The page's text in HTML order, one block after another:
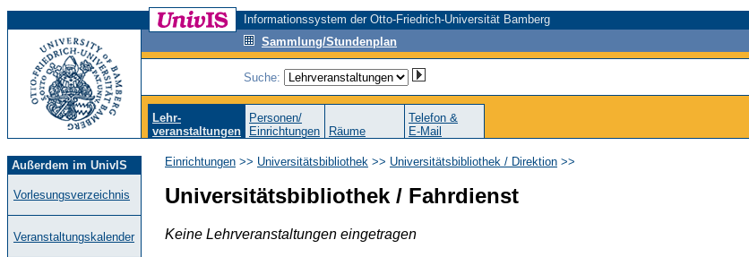
Informationssystem der Otto-Friedrich-Universität Bamberg
Sammlung/Stundenplan
Suche:
Lehr-
veranstaltungen
Personen/
Einrichtungen
Räume
Telefon &
E-Mail
Außerdem im UnivIS
Vorlesungsverzeichnis
Veranstaltungskalender
Einrichtungen >> Universitätsbibliothek >> Universitätsbibliothek / Direktion >>
Universitätsbibliothek / Fahrdienst
Keine Lehrveranstaltungen eingetragen